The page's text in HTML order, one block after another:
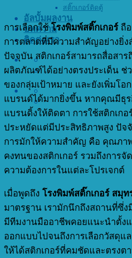
สติ๊กเกอร์ติดตู้
อัลบั้มผลงาน
บทความ
ติดต่อเรา
การเลือกใช้โรงพิมพ์สติ๊กเกอร์ ถื
การตลาดที่มีความสำคัญอย่างยิ่ง
ปัจจุบัน สติกเกอร์สามารถสื่อสา
ผลิตภัณฑ์ได้อย่างตรงประเด็น ช่
ของกลุ่มเป้าหมาย และยังเพิ่มโอ
แบรนด์ได้มากยิ่งขึ้น หากคุณมีธุร
แบรนดิ้งให้ติดตา การใช้สติกเกอ
ประหยัดแต่มีประสิทธิภาพสูง ปัจ
การมักให้ความสำคัญ คือ คุณภา
คงทนของสติกเกอร์ รวมถึงการจั
ความต้องการในแต่ละโปรเจกต์
เมื่อพูดถึง โรงพิมพ์สติ๊กเกอร์ สมุท
มาตรฐาน เรามักนึกถึงสถานที่ซึ่
มีทีมงานมืออาชีพคอยแนะนำตั้ง
ออกแบบไปจนถึงการเลือกวัสดุแ
ให้ได้สติกเกอร์ที่คมชัดและตรงต